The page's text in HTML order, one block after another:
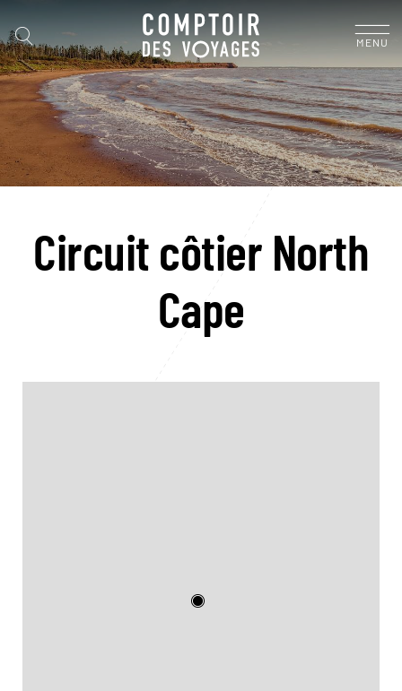
MENU
Circuit côtier North
Cape